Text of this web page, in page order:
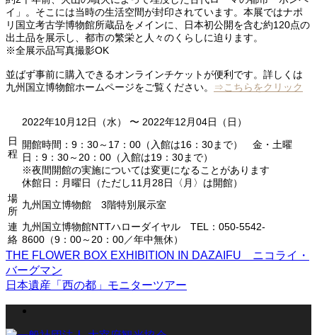
イ」。そこには当時の生活空間が封印されています。本展ではナポ
リ国立考古学博物館所蔵品をメインに、日本初公開を含む約120点の
出土品を展示し、都市の繁栄と人々のくらしに迫ります。
※全展示品写真撮影OK
並ばず事前に購入できるオンラインチケットが便利です。詳しくは
九州国立博物館ホームページをご覧ください。
⇒こちらをクリック
日
程
2022年10月12日（水） 〜 2022年12月04日（日）
開館時間：9：30～17：00（入館は16：30まで） 金・土曜
日：9：30～20：00（入館は19：30まで）
※夜間開館の実施については変更になることがあります
休館日：月曜日（ただし11月28日〈月〉は開館）
場
所
九州国立博物館 3階特別展示室
連
絡
九州国立博物館NTTハローダイヤル TEL：050-5542-
8600（9：00～20：00／年中無休）
THE FLOWER BOX EXHIBITION IN DAZAIFU ニコライ・
バーグマン
日本遺産「西の都」モニターツアー